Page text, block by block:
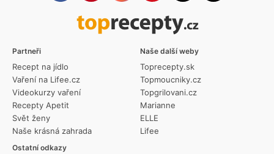
Partneři
Recept na jídlo
Vaření na Lifee.cz
Videokurzy vaření
Recepty Apetit
Svět ženy
Naše krásná zahrada
Ostatní odkazy
Naše další weby
Toprecepty.sk
Topmoucniky.cz
Topgrilovani.cz
Marianne
ELLE
Lifee